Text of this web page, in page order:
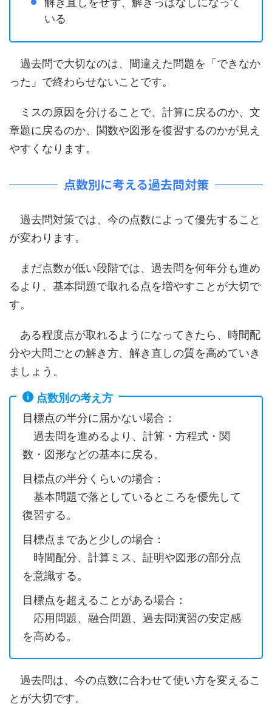
いる
過去問で大切なのは、間違えた問題を「できなか
った」で終わらせないことです。
ミスの原因を分けることで、計算に戻るのか、文
章題に戻るのか、関数や図形を復習するのかが見え
やすくなります。
点数別に考える過去問対策
過去問対策では、今の点数によって優先すること
が変わります。
まだ点数が低い段階では、過去問を何年分も進め
るより、基本問題で取れる点を増やすことが大切で
す。
ある程度点が取れるようになってきたら、時間配
分や大問ごとの解き方、解き直しの質を高めていき
ましょう。
点数別の考え方
目標点の半分に届かない場合：
過去問を進めるより、計算・方程式・関
数・図形などの基本に戻る。
目標点の半分くらいの場合：
基本問題で落としているところを優先して
復習する。
目標点まであと少しの場合：
時間配分、計算ミス、証明や図形の部分点
を意識する。
目標点を超えることがある場合：
応用問題、融合問題、過去問演習の安定感
を高める。
過去問は、今の点数に合わせて使い方を変えるこ
とが大切です。